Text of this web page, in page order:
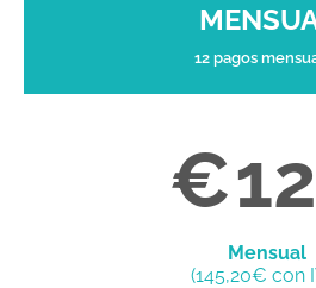
12 pagos
€
Mensual
(145,20€ con